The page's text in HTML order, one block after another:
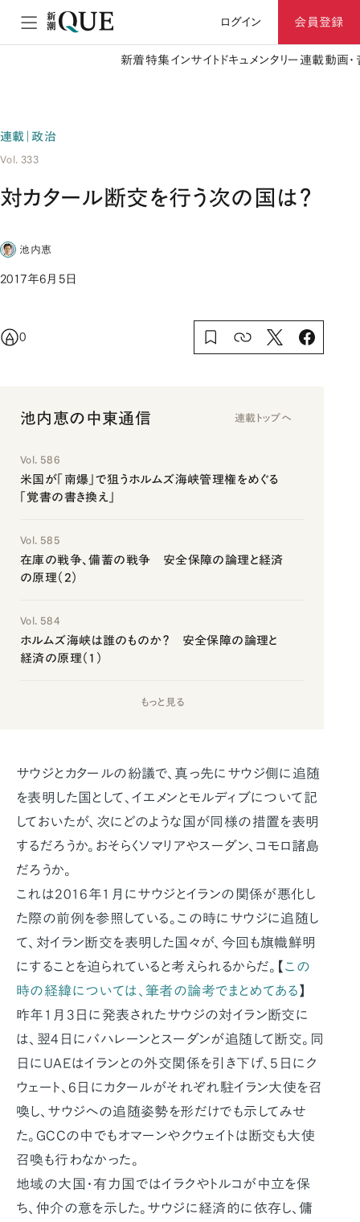
ログイン 会員登録
新着特集 インサイト ドキュメンタリー 連載動画
連載｜政治
Vol. 333
対カタール断交を行う次の国は？
池内恵
2017年6月5日
0
池内恵の中東通信 連載トップへ
Vol. 586
米国が「南爆」で狙うホルムズ海峡管理権をめぐる
「覚書の書き換え」
Vol. 585
在庫の戦争、備蓄の戦争 安全保障の論理と経済
の原理（2）
Vol. 584
ホルムズ海峡は誰のものか？ 安全保障の論理と
経済の原理（1）
もっと見る
サウジとカタールの紛議で、真っ先にサウジ側に追随
を表明した国として、イエメンとモルディブについて記
しておいたが、次にどのような国が同様の措置を表明
するだろうか。おそらくソマリアやスーダン、コモロ諸島
だろうか。
これは2016年1月にサウジとイランの関係が悪化し
た際の前例を参照している。この時にサウジに追随し
て、対イラン断交を表明した国々が、今回も旗幟鮮明
にすることを迫られていると考えられるからだ。【 この
時の経緯については、筆者の論考でまとめてある 】
昨年1月3日に発表されたサウジの対イラン断交に
は、翌4日にバハレーンとスーダンが追随して断交。同
日にUAEはイランとの外交関係を引き下げ、5日にク
ウェート、6日にカタールがそれぞれ駐イラン大使を召
喚し、サウジへの追随姿勢を形だけでも示してみせ
た。GCCの中でもオマーンやクウェイトは断交も大使
召喚も行わなかった。
地域の大国・有力国ではイラクやトルコが中立を保
ち、仲介の意を示した。サウジに経済的に依存し、傭